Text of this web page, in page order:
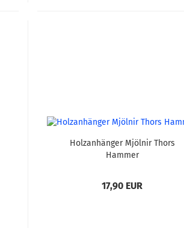
Holzanhänger Mjölnir Thors
Hammer
17,90 EUR